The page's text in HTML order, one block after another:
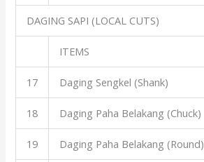
DAGING SAPI (LOCAL CUTS)
ITEMS
17 Daging Sengkel (Shank)
18 Daging Paha Belakang (Chuck)
19 Daging Paha Belakang (Round)